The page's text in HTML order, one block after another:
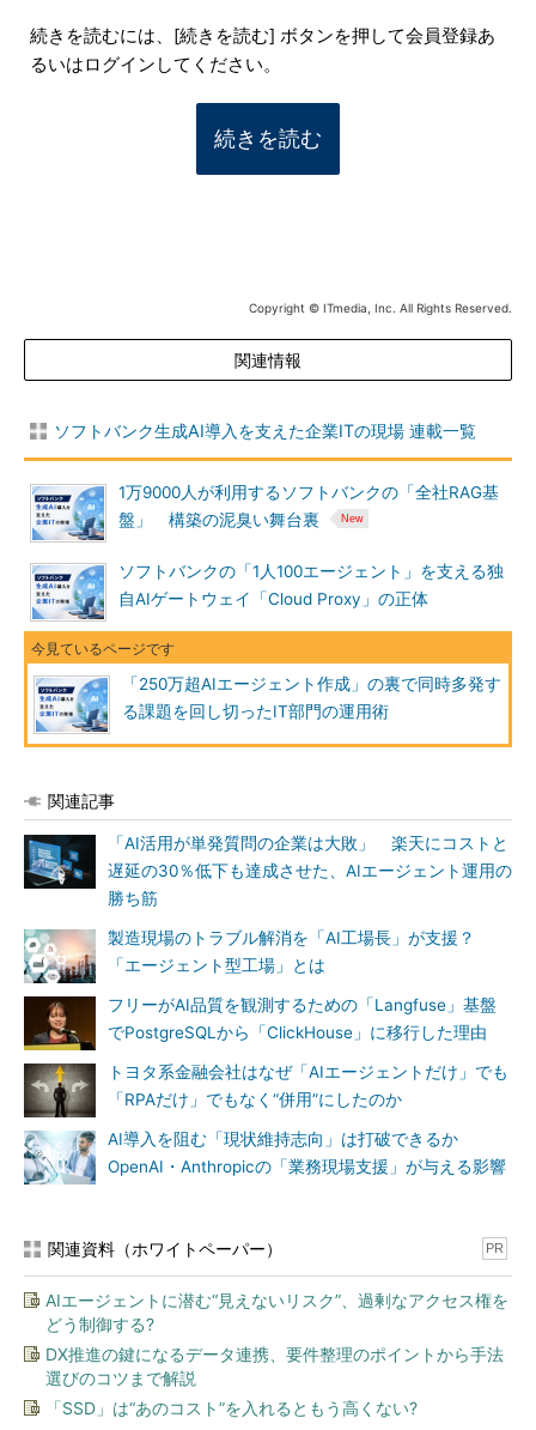
続きを読むには、[続きを読む] ボタンを押して会員登録あ
るいはログインしてください。
続きを読む
Copyright © ITmedia, Inc. All Rights Reserved.
関連情報
ソフトバンク生成AI導入を支えた企業ITの現場 連載一覧
1万9000人が利用するソフトバンクの「全社RAG基
盤」 構築の泥臭い舞台裏
ソフトバンクの「1人100エージェント」を支える独
自AIゲートウェイ「Cloud Proxy」の正体
「250万超AIエージェント作成」の裏で同時多発す
る課題を回し切ったIT部門の運用術
関連記事
「AI活用が単発質問の企業は大敗」 楽天にコストと
遅延の30％低下も達成させた、AIエージェント運用の
勝ち筋
製造現場のトラブル解消を「AI工場長」が支援？
「エージェント型工場」とは
フリーがAI品質を観測するための「Langfuse」基盤
でPostgreSQLから「ClickHouse」に移行した理由
トヨタ系金融会社はなぜ「AIエージェントだけ」でも
「RPAだけ」でもなく“併用”にしたのか
AI導入を阻む「現状維持志向」は打破できるか
OpenAI・Anthropicの「業務現場支援」が与える影響
関連資料（ホワイトペーパー） PR
AIエージェントに潜む“見えないリスク”、過剰なアクセス権を
どう制御する?
DX推進の鍵になるデータ連携、要件整理のポイントから手法
選びのコツまで解説
「SSD」は“あのコスト”を入れるともう高くない?